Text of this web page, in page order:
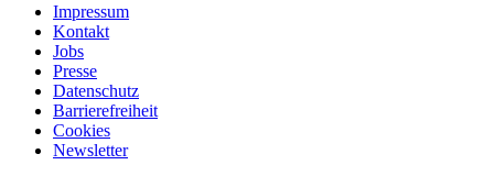
Impressum
Kontakt
Jobs
Presse
Datenschutz
Barrierefreiheit
Cookies
Newsletter